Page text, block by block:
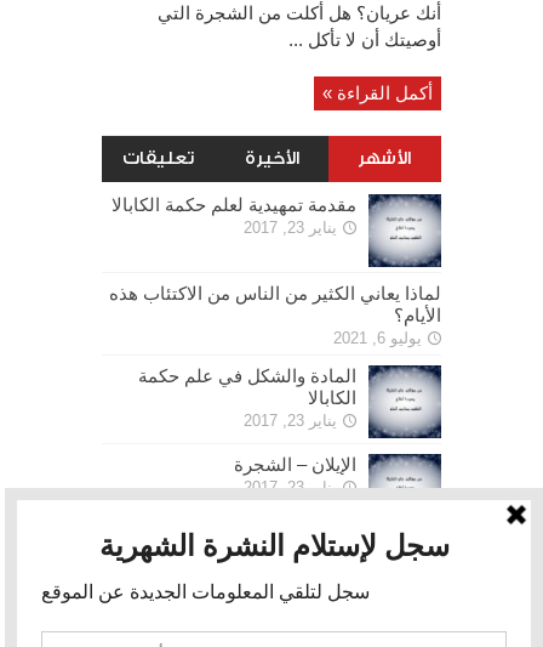
أنك عريان؟ هل أكلت من الشجرة التي
أوصيتك أن لا تأكل ...
أكمل القراءة »
الأشهر الأخيرة تعليقات
مقدمة تمهيدية لعلم حكمة الكابالا
يناير 23, 2017
لماذا يعاني الكثير من الناس من الاكتئاب هذه
الأيام؟
يوليو 6, 2021
المادة والشكل في علم حكمة
الكابالا
يناير 23, 2017
الإيلان – الشجرة
يناير 23, 2017
الحرية